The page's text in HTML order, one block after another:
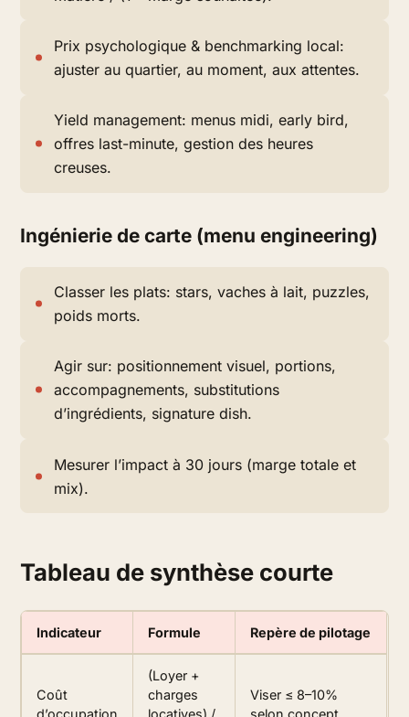
Prix psychologique & benchmarking local:
ajuster au quartier, au moment, aux attentes.
Yield management: menus midi, early bird,
offres last-minute, gestion des heures
creuses.
Ingénierie de carte (menu engineering)
Classer les plats: stars, vaches à lait, puzzles,
poids morts.
Agir sur: positionnement visuel, portions,
accompagnements, substitutions
d’ingrédients, signature dish.
Mesurer l’impact à 30 jours (marge totale et
mix).
Tableau de synthèse courte
Indicateur Formule Repère de pilotage
Coût
(Loyer +
charges
Viser ≤ 8–10%